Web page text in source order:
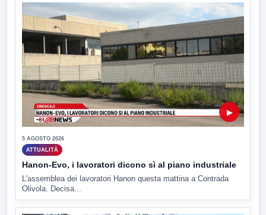
▶
5 AGOSTO 2026
ATTUALITÀ
Hanon-Evo, i lavoratori dicono sì al piano industriale
L'assemblea dei lavoratori Hanon questa mattina a Contrada
Olivola. Decisa...